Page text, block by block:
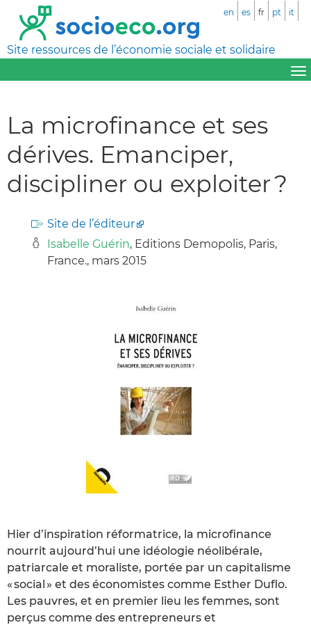
Site ressources de l’économie sociale et solidaire
en es fr pt it
La microfinance et ses
dérives. Emanciper,
discipliner ou exploiter ?
Site de l’éditeur
Isabelle Guérin, Editions Demopolis, Paris,
France., mars 2015
Hier d’inspiration réformatrice, la microfinance
nourrit aujourd’hui une idéologie néolibérale,
patriarcale et moraliste, portée par un capitalisme
« social » et des économistes comme Esther Duflo.
Les pauvres, et en premier lieu les femmes, sont
perçus comme des entrepreneurs et